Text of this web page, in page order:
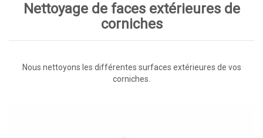
Nettoyage de faces extérieures de
corniches
Nous nettoyons les différentes surfaces extérieures de vos
corniches.